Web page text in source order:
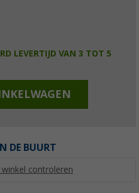
LEVERTIJD VAN 3 TOT 5
DE BUURT
winkel controleren